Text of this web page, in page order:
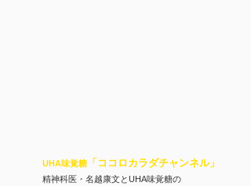
UHA味覚糖 「ココロカラダチャンネル」
精神科医・名越康文とUHA味覚糖の